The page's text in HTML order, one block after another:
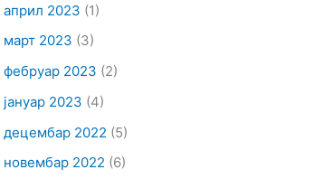
април 2023 (1)
март 2023 (3)
фебруар 2023 (2)
јануар 2023 (4)
децембар 2022 (5)
новембар 2022 (6)